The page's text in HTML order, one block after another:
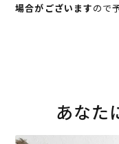
場合がございますので
あなた